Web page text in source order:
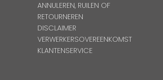
ANNULEREN, RUILEN OF
RETOURNEREN
DISCLAIMER
VERWERKERSOVEREENKOMST
KLANTENSERVICE